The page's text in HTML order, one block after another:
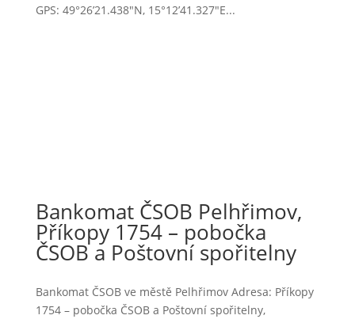
GPS: 49°26’21.438″N, 15°12’41.327″E...
Bankomat ČSOB Pelhřimov,
Příkopy 1754 – pobočka
ČSOB a Poštovní spořitelny
Bankomat ČSOB ve městě Pelhřimov Adresa: Příkopy
1754 – pobočka ČSOB a Poštovní spořitelny,